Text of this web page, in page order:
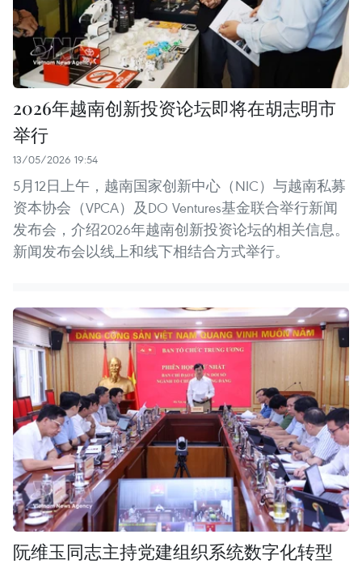
2026年越南创新投资论坛即将在胡志明市
举行
13/05/2026 19:54
5月12日上午，越南国家创新中心（NIC）与越南私募
资本协会（VPCA）及DO Ventures基金联合举行新闻
发布会，介绍2026年越南创新投资论坛的相关信息。
新闻发布会以线上和线下相结合方式举行。
阮维玉同志主持党建组织系统数字化转型